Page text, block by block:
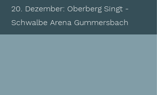
20. Dezember: Oberberg Singt -
Schwalbe Arena Gummersbach